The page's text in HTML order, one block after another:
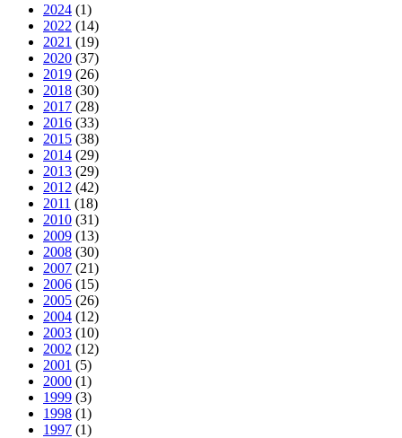
2024 (1)
2022 (14)
2021 (19)
2020 (37)
2019 (26)
2018 (30)
2017 (28)
2016 (33)
2015 (38)
2014 (29)
2013 (29)
2012 (42)
2011 (18)
2010 (31)
2009 (13)
2008 (30)
2007 (21)
2006 (15)
2005 (26)
2004 (12)
2003 (10)
2002 (12)
2001 (5)
2000 (1)
1999 (3)
1998 (1)
1997 (1)